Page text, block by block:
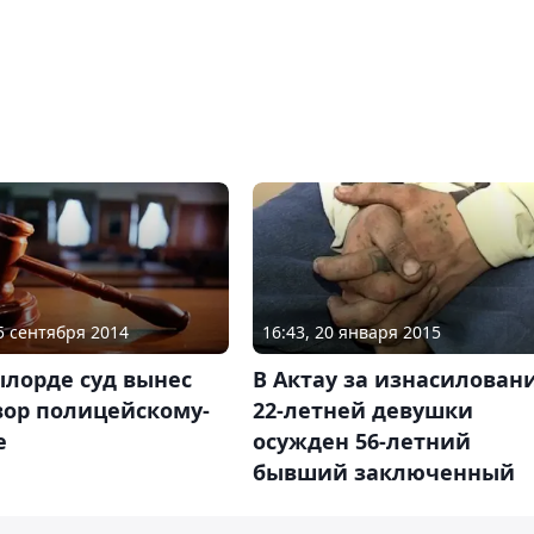
сентября 2014
суд вынес
полицейскому-
16:43, 20 января 2015
В Актау за
22-летней девушки
осужден 56-летний
бывший заключенный